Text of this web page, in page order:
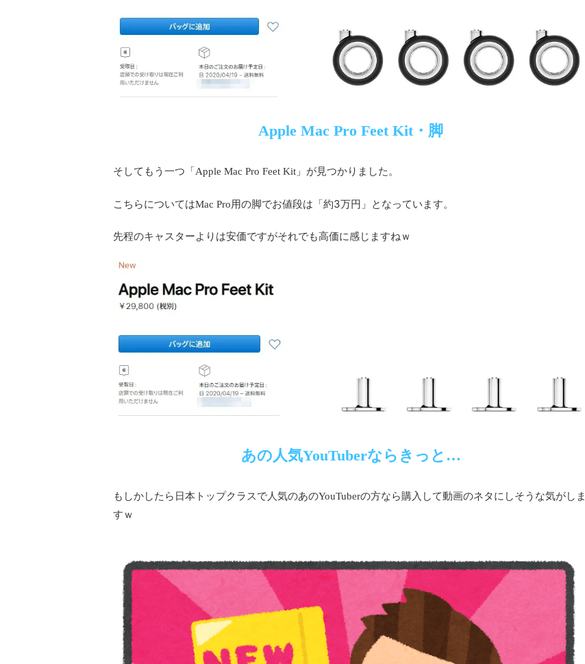
Apple Mac Pro Feet Kit・脚
そしてもう一つ「Apple Mac Pro Feet Kit」が見つかりました。
こちらについてはMac Pro用の脚でお値段は「 約3万円 」となっています。
先程のキャスターよりは安価ですがそれでも高価に感じますねｗ
あの人気YouTuberならきっと…
もしかしたら日本トップクラスで人気のあのYouTuberの方なら購入して動画のネタにしそうな気がしま
すｗ